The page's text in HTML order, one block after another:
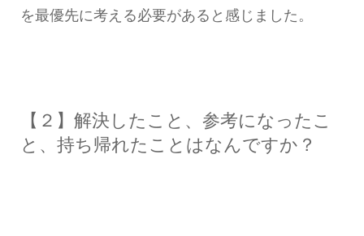
を最優先に考える必要があると感じました。
【２】解決したこと、参考になったこ
と、持ち帰れたことはなんですか？